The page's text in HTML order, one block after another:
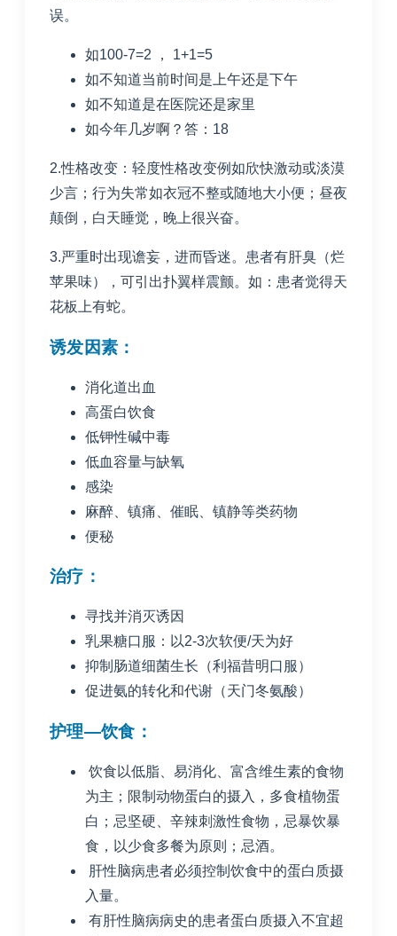
误。
如100-7=2 ， 1+1=5
如不知道当前时间是上午还是下午
如不知道是在医院还是家里
如今年几岁啊？答：18
2.性格改变：轻度性格改变例如欣快激动或淡漠
少言；行为失常如衣冠不整或随地大小便；昼夜
颠倒，白天睡觉，晚上很兴奋。
3.严重时出现谵妄，进而昏迷。患者有肝臭（烂
苹果味），可引出扑翼样震颤。如：患者觉得天
花板上有蛇。
诱发因素：
消化道出血
高蛋白饮食
低钾性碱中毒
低血容量与缺氧
感染
麻醉、镇痛、催眠、镇静等类药物
便秘
治疗：
寻找并消灭诱因
乳果糖口服：以2-3次软便/天为好
抑制肠道细菌生长（利福昔明口服）
促进氨的转化和代谢（天门冬氨酸）
护理—饮食：
饮食以低脂、易消化、富含维生素的食物
为主；限制动物蛋白的摄入，多食植物蛋
白；忌坚硬、辛辣刺激性食物，忌暴饮暴
食，以少食多餐为原则；忌酒。
肝性脑病患者必须控制饮食中的蛋白质摄
入量。
有肝性脑病病史的患者蛋白质摄入不宜超